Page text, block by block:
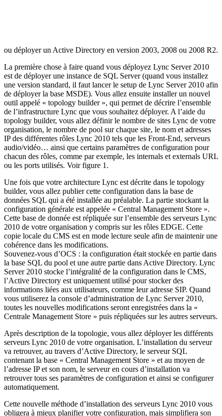
ou déployer un Active Directory en version 2003, 2008 ou 2008 R2.
La première chose à faire quand vous déployez Lync Server 2010
est de déployer une instance de SQL Server (quand vous installez
une version standard, il faut lancer le setup de Lync Server 2010 afin
de déployer la base MSDE). Vous allez ensuite installer un nouvel
outil appelé « topology builder », qui permet de décrire l’ensemble
de l’infrastructure Lync que vous souhaitez déployer. A l’aide du
topology builder, vous allez définir le nombre de sites Lync de votre
organisation, le nombre de pool sur chaque site, le nom et adresses
IP des différentes rôles Lync 2010 tels que les Front-End, serveurs
audio/vidéo… ainsi que certains paramètres de configuration pour
chacun des rôles, comme par exemple, les internals et externals URL
ou les ports utilisés. Voir figure 1.
Une fois que votre architecture Lync est décrite dans le topology
builder, vous allez publier cette configuration dans la base de
données SQL qui a été installée au préalable. La partie stockant la
configuration générale est appelée « Central Management Store ».
Cette base de donnée est répliquée sur l’ensemble des serveurs Lync
2010 de votre organisation y compris sur les rôles EDGE. Cette
copie locale du CMS est en mode lecture seule afin de maintenir une
cohérence dans les modifications.
Souvenez-vous d’OCS : la configuration était stockée en partie dans
la base SQL du pool et une autre partie dans Active Directory. Lync
Server 2010 stocke l’intégralité de la configuration dans le CMS,
l’Active Directory est uniquement utilisé pour stocker des
informations liées aux utilisateurs, comme leur adresse SIP. Quand
vous utiliserez la console d’administration de Lync Server 2010,
toutes les nouvelles modifications seront enregistrées dans la «
Centrale Management Store » puis répliquées sur les autres serveurs.
Après description de la topologie, vous allez déployer les différents
serveurs Lync 2010 de votre organisation. L’installation du serveur
va retrouver, au travers d’Active Directory, le serveur SQL
contenant la base « Central Management Store » et au moyen de
l’adresse IP et son nom, le serveur en cours d’installation va
retrouver tous ses paramètres de configuration et ainsi se configurer
automatiquement.
Cette nouvelle méthode d’installation des serveurs Lync 2010 vous
obligera à mieux planifier votre configuration, mais simplifiera son